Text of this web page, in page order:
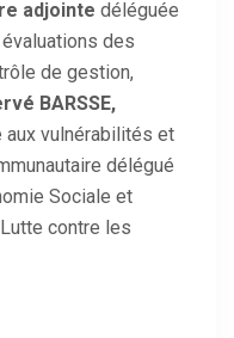
adjointe déléguée
des
de gestion,
BARSSE,
aux vulnérabilités et
délégué
Sociale et
contre les